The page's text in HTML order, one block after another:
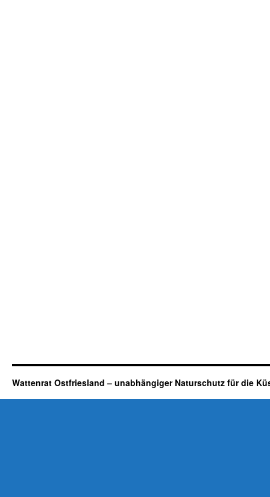
Wattenrat Ostfriesland – unabhängiger Naturschutz für die